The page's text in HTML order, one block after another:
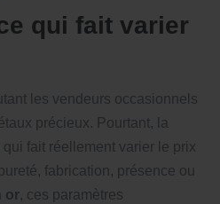
qui fait varier
les vendeurs occasionnels
précieux. Pourtant, la
fait réellement varier le prix
fabrication, présence ou
or, ces paramètres